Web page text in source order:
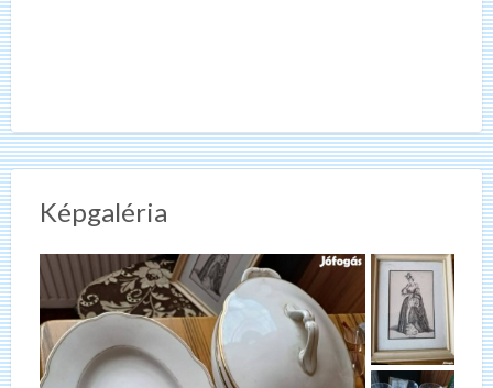
Képgaléria